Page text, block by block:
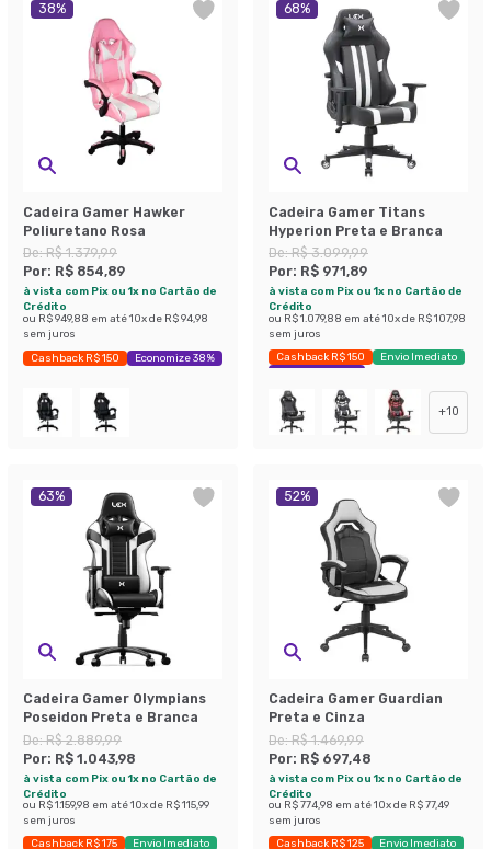
38%
Cadeira Gamer Hawker
Poliuretano Rosa
De:R$ 1.379,99
Por: R$ 854,89
à vista com Pix ou 1x no Cartão de
Crédito
ou R$ 949,88 em até10x de R$ 94,98
sem juros
Cashback R$ 150 Economize 38%
68%
Cadeira Gamer Titans
Hyperion Preta e Branca
De:R$ 3.099,99
Por: R$ 971,89
à vista com Pix ou 1x no Cartão de
Crédito
ou R$ 1.079,88 em até10x de R$ 107,98
sem juros
Cashback R$ 150
Envio Imediato
Exclusivo Mobly
+10
63%
Cadeira Gamer Olympians
Poseidon Preta e Branca
De:R$ 2.889,99
Por: R$ 1.043,98
à vista com Pix ou 1x no Cartão de
Crédito
ou R$ 1.159,98 em até10x de R$ 115,99
sem juros
Cashback R$ 175
Envio Imediato
52%
Cadeira Gamer Guardian
Preta e Cinza
De:R$ 1.469,99
Por: R$ 697,48
à vista com Pix ou 1x no Cartão de
Crédito
ou R$ 774,98 em até10x de R$ 77,49
sem juros
Cashback R$ 125
Envio Imediato